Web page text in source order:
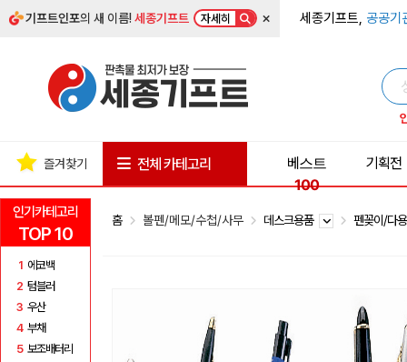
기프트인포의 새 이름!세종기프트 자세히 × 세종기프트, 공공기
인기카테고리
TOP 10
1 에코백
2 텀블러
3 우산
4 부채
5 보조배터리
즐겨찾기 전체 카테고리
베스트
100
기획전
홈 볼펜/메모/수첩/사무 데스크용품 펜꽂이/다